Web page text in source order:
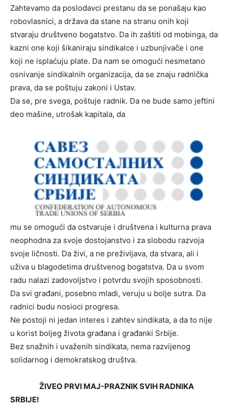
Zahtevamo da poslodavci prestanu da se ponašaju kao
robovlasnici, a država da stane na stranu onih koji
stvaraju društveno bogatstvo. Da ih zaštiti od mobinga, da
kazni one koji šikaniraju sindikalce i uzbunjivače i one
koji ne isplaćuju plate. Da nam se omogući nesmetano
osnivanje sindikalnih organizacija, da se znaju radnička
prava, da se poštuju zakoni i Ustav.
Da se, pre svega, poštuje radnik. Da ne bude samo jeftini
deo mašine, utrošak kapitala, da
mu se omogući da ostvaruje i društvena i kulturna prava
neophodna za svoje dostojanstvo i za slobodu razvoja
svoje ličnosti. Da živi, a ne preživljava, da stvara, ali i
uživa u blagodetima društvenog bogatstva. Da u svom
radu nalazi zadovoljstvo i potvrdu svojih sposobnosti.
Da svi građani, posebno mladi, veruju u bolje sutra. Da
radnici budu nosioci progresa.
Ne postoji ni jedan interes i zahtev sindikata, a da to nije
u korist boljeg života građana i građanki Srbije.
Bez snažnih i uvaženih sindikata, nema razvijenog
solidarnog i demokratskog društva.
ŽIVEO PRVI MAJ-PRAZNIK SVIH RADNIKA
SRBIJE!